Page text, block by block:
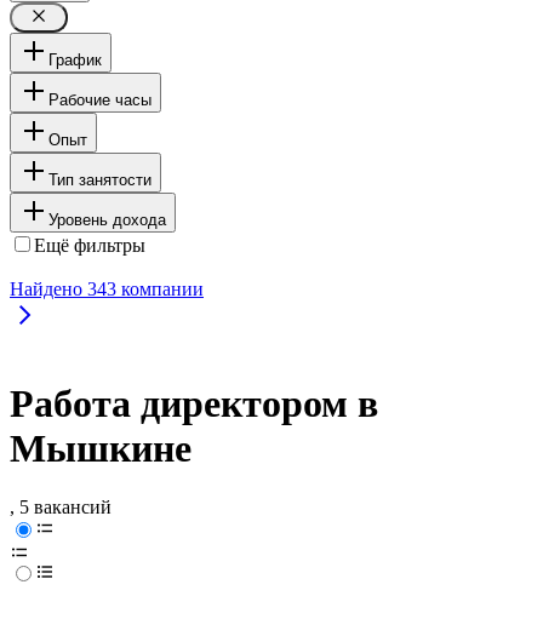
График
Рабочие часы
Опыт
Тип занятости
Уровень дохода
Ещё фильтры
Найдено 343 компании
Работа директором в
Мышкине
, 5 вакансий